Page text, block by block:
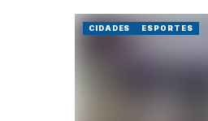
CIDADES ESPORTES